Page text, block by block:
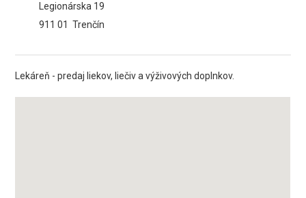
Legionárska 19
911 01 Trenčín
Lekáreň - predaj liekov, liečiv a výživových doplnkov.